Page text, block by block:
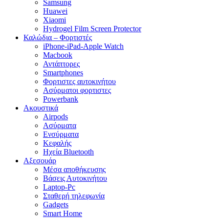
Samsung
Huawei
Xiaomi
Hydrogel Film Screen Protector
Καλώδια – Φορτιστές
iPhone-iPad-Apple Watch
Macbook
Αντάπτορες
Smartphones
Φορτιστες αυτοκινήτου
Ασύρματοι φορτιστες
Powerbank
Ακουστικά
Airpods
Ασύρματα
Ενσύρματα
Κεφαλής
Ηχεία Bluetooth
Αξεσουάρ
Μέσα αποθήκευσης
Βάσεις Αυτοκινήτου
Laptop-Pc
Σταθερή τηλεφωνία
Gadgets
Smart Home